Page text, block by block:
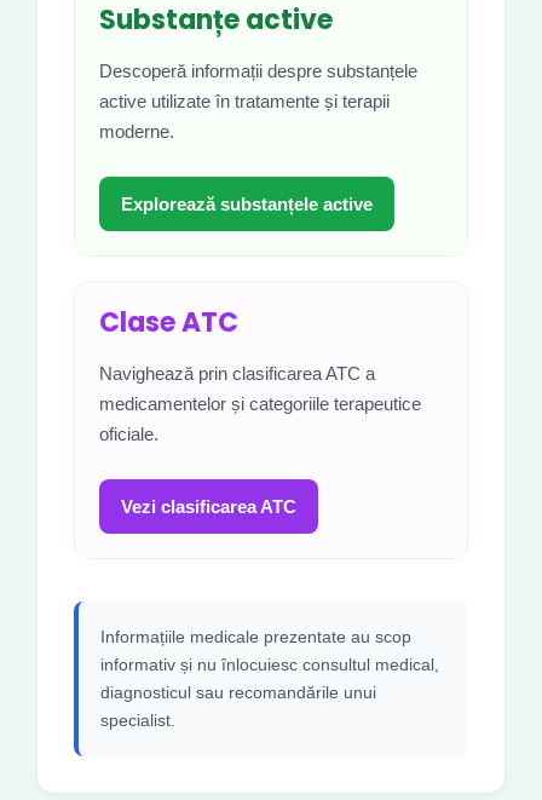
Substanțe active
Descoperă informații despre substanțele
active utilizate în tratamente și terapii
moderne.
Explorează substanțele active
Clase ATC
Navighează prin clasificarea ATC a
medicamentelor și categoriile terapeutice
oficiale.
Vezi clasificarea ATC
Informațiile medicale prezentate au scop
informativ și nu înlocuiesc consultul medical,
diagnosticul sau recomandările unui
specialist.